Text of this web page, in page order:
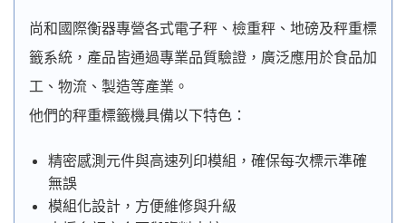
尚和國際衡器專營各式電子秤、檢重秤、地磅及秤重標
籤系統，產品皆通過專業品質驗證，廣泛應用於食品加
工、物流、製造等產業。
他們的秤重標籤機具備以下特色：
精密感測元件與高速列印模組，確保每次標示準確
無誤
模組化設計，方便維修與升級